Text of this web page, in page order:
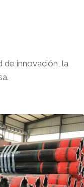
de innovación, la